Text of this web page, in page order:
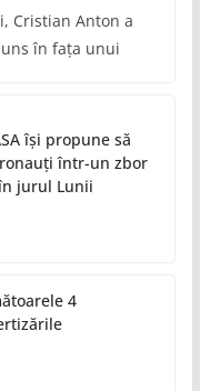
Cristian Anton a
în fața unui
își propune să
într-un zbor
jurul Lunii
4